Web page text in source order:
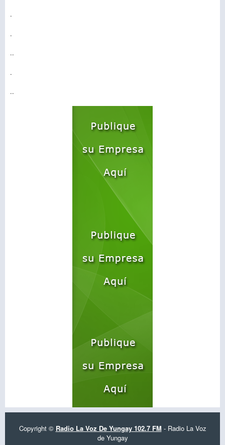
.
.
..
.
..
Copyright © Radio La Voz De Yungay 102.7 FM - Radio La Voz
de Yungay